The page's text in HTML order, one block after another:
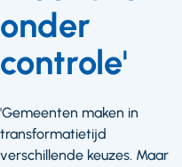
onder
controle'
'Gemeenten maken in
transformatietijd
verschillende keuzes. Maar